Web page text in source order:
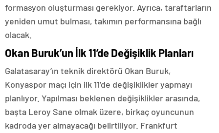
formasyon oluşturması gerekiyor. Ayrıca, taraftarların
yeniden umut bulması, takımın performansına bağlı
olacak.
Okan Buruk’un İlk 11’de Değişiklik Planları
Galatasaray’ın teknik direktörü Okan Buruk,
Konyaspor maçı için ilk 11’de değişiklikler yapmayı
planlıyor. Yapılması beklenen değişiklikler arasında,
başta Leroy Sane olmak üzere, birkaç oyuncunun
kadroda yer almayacağı belirtiliyor. Frankfurt